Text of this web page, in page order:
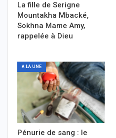
La fille de Serigne
Mountakha Mbacké,
Sokhna Mame Amy,
rappelée à Dieu
A LA UNE
Pénurie de sang : le